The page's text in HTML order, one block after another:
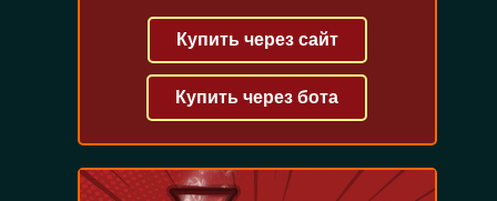
Купить через сайт
Купить через бота